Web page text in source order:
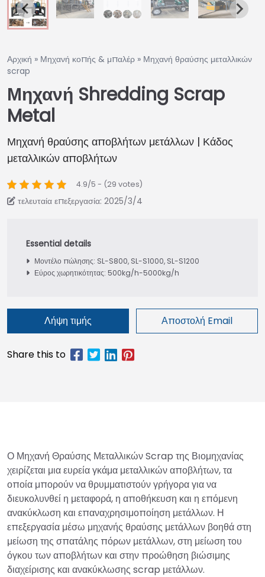
Αρχική » Μηχανή κοπής & μπαλέρ » Μηχανή θραύσης μεταλλικών
scrap
Μηχανή Shredding Scrap
Metal
Μηχανή θραύσης αποβλήτων μετάλλων | Κάδος
μεταλλικών αποβλήτων
4.9/5 - (29 votes)
τελευταία επεξεργασία: 2025/3/4
Μοντέλο πώλησης: SL-S800, SL-S1000, SL-S1200
Εύρος χωρητικότητας: 500kg/h-5000kg/h
Λήψη τιμής Αποστολή Email
Ο Μηχανή Θραύσης Μεταλλικών Scrap της Βιομηχανίας
χειρίζεται μια ευρεία γκάμα μεταλλικών αποβλήτων, τα
οποία μπορούν να θρυμματιστούν γρήγορα για να
διευκολυνθεί η μεταφορά, η αποθήκευση και η επόμενη
ανακύκλωση και επαναχρησιμοποίηση μετάλλων. Η
επεξεργασία μέσω μηχανής θραύσης μετάλλων βοηθά στη
μείωση της σπατάλης πόρων μετάλλων, στη μείωση του
όγκου των αποβλήτων και στην προώθηση βιώσιμης
διαχείρισης και ανακύκλωσης scrap μετάλλων.